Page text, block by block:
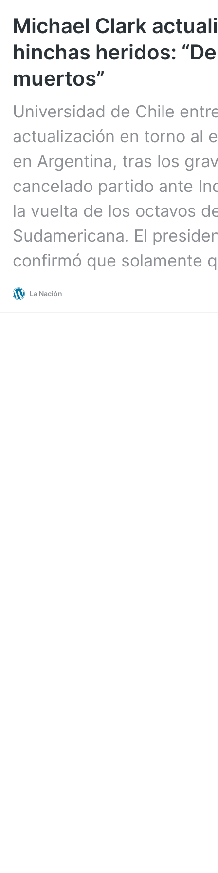
Michael Clark
hinchas heridos:
muertos”
Universidad de Chile
actualización en torno al
en Argentina, tras los
cancelado partido ante
la vuelta de los octavos
Sudamericana. El
confirmó que solamente
La Nación